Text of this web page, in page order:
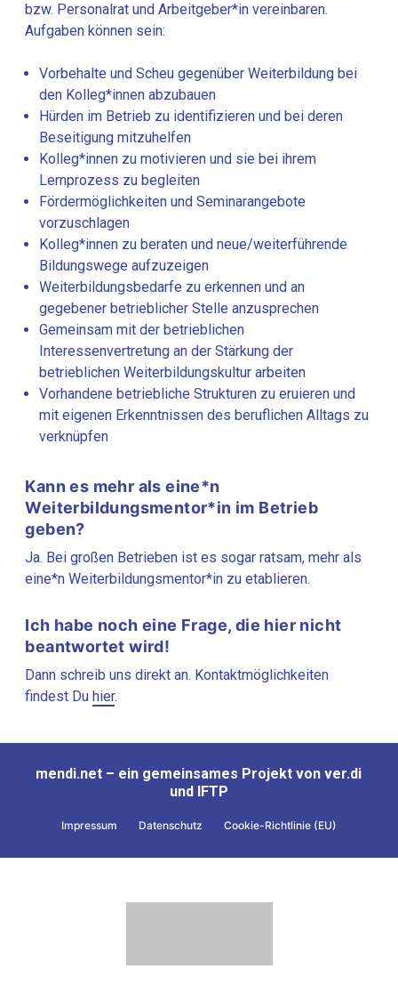
bzw. Personalrat und Arbeitgeber*in vereinbaren.
Aufgaben können sein:
Vorbehalte und Scheu gegenüber Weiterbildung bei
den Kolleg*innen abzubauen
Hürden im Betrieb zu identifizieren und bei deren
Beseitigung mitzuhelfen
Kolleg*innen zu motivieren und sie bei ihrem
Lernprozess zu begleiten
Fördermöglichkeiten und Seminarangebote
vorzuschlagen
Kolleg*innen zu beraten und neue/weiterführende
Bildungswege aufzuzeigen
Weiterbildungsbedarfe zu erkennen und an
gegebener betrieblicher Stelle anzusprechen
Gemeinsam mit der betrieblichen
Interessenvertretung an der Stärkung der
betrieblichen Weiterbildungskultur arbeiten
Vorhandene betriebliche Strukturen zu eruieren und
mit eigenen Erkenntnissen des beruflichen Alltags zu
verknüpfen
Kann es mehr als eine*n
Weiterbildungsmentor*in im Betrieb
geben?
Ja. Bei großen Betrieben ist es sogar ratsam, mehr als
eine*n Weiterbildungsmentor*in zu etablieren.
Ich habe noch eine Frage, die hier nicht
beantwortet wird!
Dann schreib uns direkt an. Kontaktmöglichkeiten
findest Duhier.
mendi.net – ein gemeinsames Projekt von ver.di
und IFTP
Impressum Datenschutz Cookie-Richtlinie (EU)